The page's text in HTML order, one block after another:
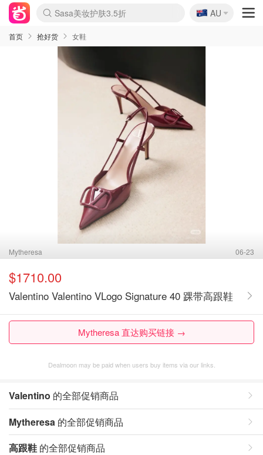
lululemon折扣上新
Sasa美妆护肤3.5折
SSENSE年中2.5折
FreshBeauty好价汇总
Cettire降价+叠9折
WWS Coles超市实拍
viagogo二手票捡漏
Myer折扣汇总
The Outnet奢牌1折起
David Jones 3折起
Flannels大牌1折
Perfumes Club护肤1折
AMIRO面罩$251
Amazon折扣汇总
Amazon数码好物
ThedoubleF高奢地板价
Moose Knuckles 6折
EUFY摄像头$98
Selenichast首饰2折
悉尼-墨尔本机票$29
Amazon家居好物
Amazon美妆护肤
雅漾大喷$8
过敏原检测盒$33
科颜氏高保湿面霜$29
SEALIFE海洋馆门票6折
丝塔芙大白罐$16
订阅Newsletter送香薰
Harrods圣诞日历$525
LN-CC奢牌私促
d'Alba空姐喷雾$16
EVE LOM套装£56
Bernardelli独家4折
Adore Beauty 6折起
Mytheresa奢品2.7折
Currentbody美容仪$881
MOON Garden Live
CR洗护套装$23
GANNI官网4.5折
Stylevana韩妆4折
Tessabit高奢8.5折
OGX洗发水$11
Amazon阿德莱德次日达
卡诗8.5折+赠礼
Philips Hue灯具8折
La Mer送8件礼值$529
始祖鸟 石头岛 8折
雅诗兰黛7.5折+赠礼
祖玛珑赠5件礼
惊❗️修丽可赠42ml精华
Loewe/BBR高奢8折
黑五价❗阿玛尼全场8折
Crocs洞洞鞋$36
A王情侣卫衣推荐
三星4K智能电视$664
倩碧7.5折+赠$110礼
Bobbi Brown 8折+赠礼
M.A.C 7.5折+赠彩妆套装
🇦🇺
AU
首页 抢好货 女鞋
Mytheresa 06-23
$1710.00
Valentino Valentino VLogo Signature 40 踝带高跟鞋
Mytheresa 直达购买链接 →
Dealmoon may be paid when users buy items via our links.
Valentino 的全部促销商品
Mytheresa 的全部促销商品
高跟鞋 的全部促销商品